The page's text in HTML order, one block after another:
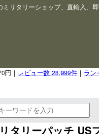
ミリタリーショップ、直輸入、
円｜ レビュー数 28,999件 ｜ ラン
タリーパッチ US